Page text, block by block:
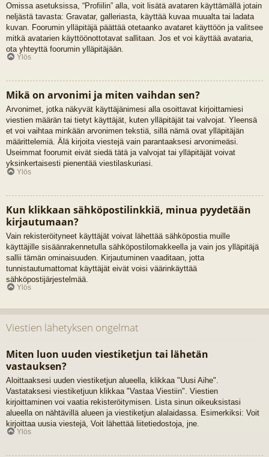
Omissa asetuksissa, “Profiilin” alla, voit lisätä avataren käyttämällä jotain
neljästä tavasta: Gravatar, galleriasta, käyttää kuvaa muualta tai ladata
kuvan. Foorumin ylläpitäjä päättää otetaanko avataret käyttöön ja valitsee
mitkä avatarien käyttöönottotavat sallitaan. Jos et voi käyttää avataria,
ota yhteyttä foorumin ylläpitäjään.
Ylös
Mikä on arvonimi ja miten vaihdan sen?
Arvonimet, jotka näkyvät käyttäjänimesi alla osoittavat kirjoittamiesi
viestien määrän tai tietyt käyttäjät, kuten ylläpitäjät tai valvojat. Yleensä
et voi vaihtaa minkään arvonimen tekstiä, sillä nämä ovat ylläpitäjän
määrittelemiä. Älä kirjoita viestejä vain parantaaksesi arvonimeäsi.
Useimmat foorumit eivät siedä tätä ja valvojat tai ylläpitäjät voivat
yksinkertaisesti pienentää viestilaskuriasi.
Ylös
Kun klikkaan sähköpostilinkkiä, minua pyydetään
kirjautumaan?
Vain rekisteröityneet käyttäjät voivat lähettää sähköpostia muille
käyttäjille sisäänrakennetulla sähköpostilomakkeella ja vain jos ylläpitäjä
sallii tämän ominaisuuden. Kirjautuminen vaaditaan, jotta
tunnistautumattomat käyttäjät eivät voisi väärinkäyttää
sähköpostijärjestelmää.
Ylös
Viestien lähetyksen ongelmat
Miten luon uuden viestiketjun tai lähetän
vastauksen?
Aloittaaksesi uuden viestiketjun alueella, klikkaa "Uusi Aihe".
Vastataksesi viestiketjuun klikkaa "Vastaa Viestiin". Viestien
kirjoittaminen voi vaatia rekisteröitymisen. Lista sinun oikeuksistasi
alueella on nähtävillä alueen ja viestiketjun alalaidassa. Esimerkiksi: Voit
kirjoittaa uusia viestejä, Voit lähettää liitetiedostoja, jne.
Ylös